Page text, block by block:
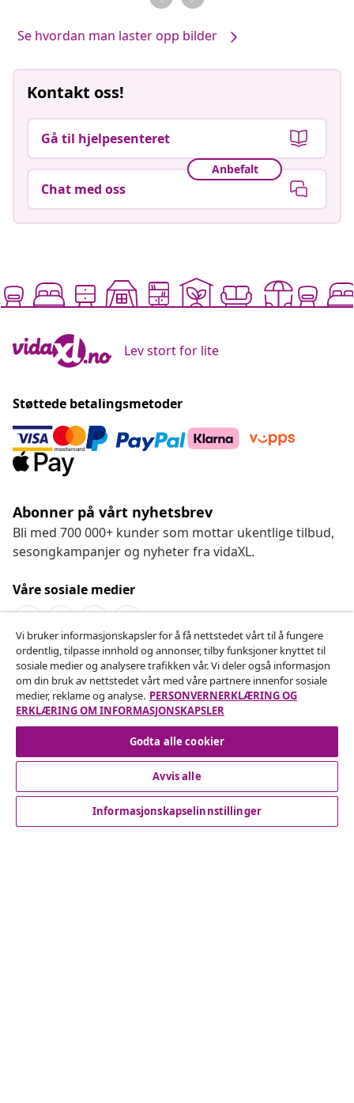
Se hvordan man laster opp bilder
Kontakt oss!
Gå til hjelpesenteret
Anbefalt
Chat med oss
Lev stort for lite
Støttede betalingsmetoder
Abonner på vårt nyhetsbrev
Bli med 700 000+ kunder som mottar ukentlige tilbud,
sesongkampanjer og nyheter fra vidaXL.
Våre sosiale medier
Angre på kontrakten
Send inn en angrerett for bestillingen din.
Angre på kontrakten
Kundeservice
Vi bruker informasjonskapsler for å få nettstedet vårt til å fungere
ordentlig, tilpasse innhold og annonser, tilby funksjoner knyttet til
sosiale medier og analysere trafikken vår. Vi deler også informasjon
om din bruk av nettstedet vårt med våre partnere innenfor sosiale
medier, reklame og analyse. PERSONVERNERKLÆRING OG
ERKLÆRING OM INFORMASJONSKAPSLER
Godta alle cookier
Avvis alle
Informasjonskapselinnstillinger